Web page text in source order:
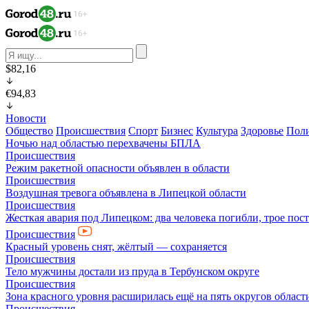
$82,16
€94,83
Новости
Общество Происшествия Спорт Бизнес Культура Здоровье
Ночью над областью перехвачены БПЛА
Происшествия
Режим ракетной опасности объявлен в области
Происшествия
Воздушная тревога объявлена в Липецкой области
Происшествия
Жесткая авария под Липецком: два человека погибли, трое
Происшествия
Красный уровень снят, жёлтый — сохраняется
Происшествия
Тело мужчины достали из пруда в Тербунском округе
Происшествия
Зона красного уровня расширилась ещё на пять округов